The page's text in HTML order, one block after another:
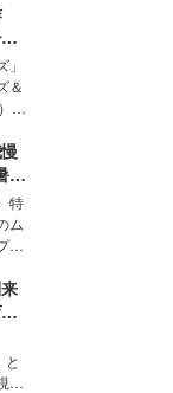
＆
に
モ
外
リ
っ
さ
特
ム
ラ
美
線